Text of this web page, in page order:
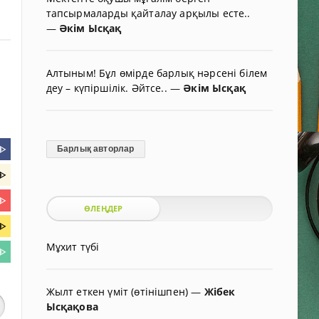
ᐈ
ᐈ
ᐈ
ᐈ
ᐈ
тапсырмаларды қайталау арқылы есте..
— Әкім Ысқақ
Алтыным! Бұл өмірде барлық нәрсені білем
деу – күпіршілік. Әйтсе.. — Әкім Ысқақ
Барлық авторлар
ӨЛЕҢДЕР
Мұхит түбі
Жылт еткен үміт (өтінішпен)— Жібек
Ысқақова